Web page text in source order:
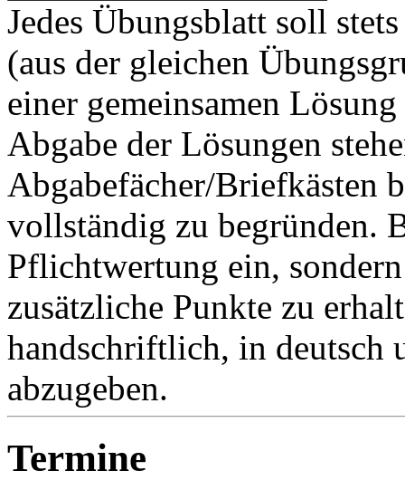
Jedes Übungsblatt soll
(aus der gleichen
einer gemeinsamen
Abgabe der Lösungen
Abgabefächer/Briefkästen
vollständig zu begründen.
Pflichtwertung ein,
zusätzliche Punkte zu
handschriftlich, in deutsch
abzugeben.
Termine